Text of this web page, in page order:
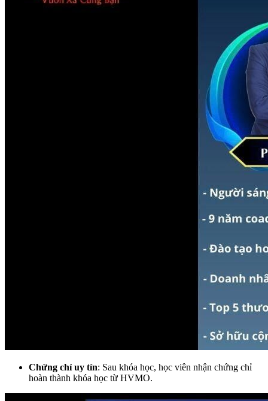
Chứng chỉ uy tín: Sau khóa học, học viên nhận chứng chỉ
hoàn thành khóa học từ HVMO.